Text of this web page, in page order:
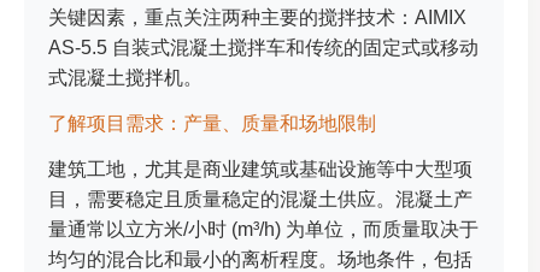
关键因素，重点关注两种主要的搅拌技术：AIMIX
AS-5.5 自装式混凝土搅拌车和传统的固定式或移动
式混凝土搅拌机。
了解项目需求：产量、质量和场地限制
建筑工地，尤其是商业建筑或基础设施等中大型项
目，需要稳定且质量稳定的混凝土供应。混凝土产
量通常以立方米/小时 (m³/h) 为单位，而质量取决于
均匀的混合比和最小的离析程度。场地条件，包括